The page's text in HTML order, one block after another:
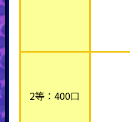
2等：400口